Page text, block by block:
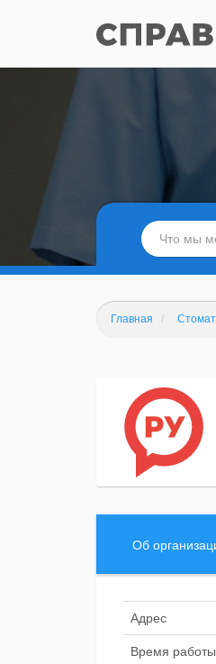
Главная
Об
Адрес
Время работы